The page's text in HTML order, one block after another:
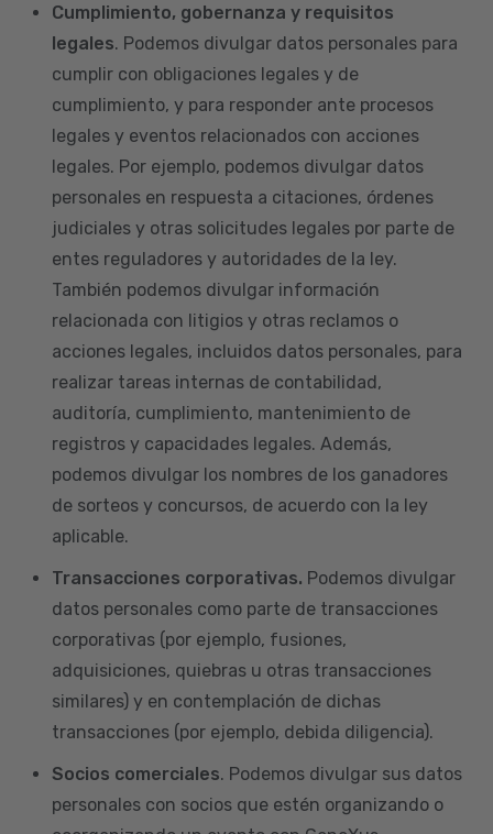
Cumplimiento, gobernanza y requisitos
legales. Podemos divulgar datos personales para
cumplir con obligaciones legales y de
cumplimiento, y para responder ante procesos
legales y eventos relacionados con acciones
legales. Por ejemplo, podemos divulgar datos
personales en respuesta a citaciones, órdenes
judiciales y otras solicitudes legales por parte de
entes reguladores y autoridades de la ley.
También podemos divulgar información
relacionada con litigios y otras reclamos o
acciones legales, incluidos datos personales, para
realizar tareas internas de contabilidad,
auditoría, cumplimiento, mantenimiento de
registros y capacidades legales. Además,
podemos divulgar los nombres de los ganadores
de sorteos y concursos, de acuerdo con la ley
aplicable.
Transacciones corporativas. Podemos divulgar
datos personales como parte de transacciones
corporativas (por ejemplo, fusiones,
adquisiciones, quiebras u otras transacciones
similares) y en contemplación de dichas
transacciones (por ejemplo, debida diligencia).
Socios comerciales. Podemos divulgar sus datos
personales con socios que estén organizando o